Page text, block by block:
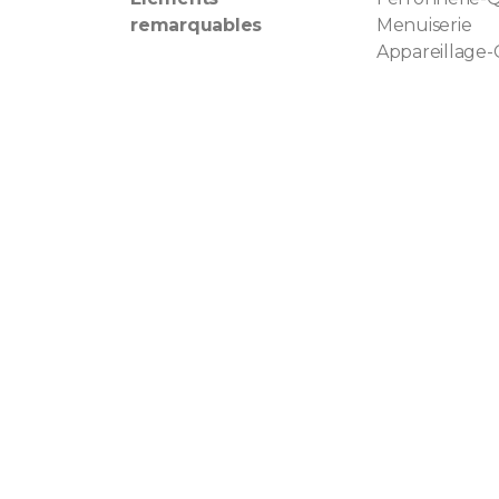
remarquables
Menuiserie
Appareillage-